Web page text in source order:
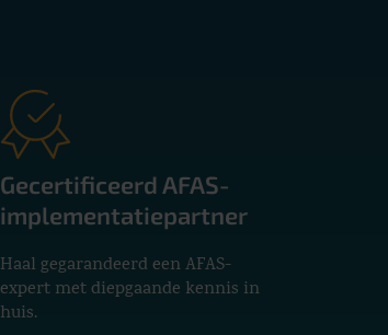
Gecertificeerd AFAS-
implementatiepartner
Haal gegarandeerd een AFAS-
expert met diepgaande kennis in
huis.